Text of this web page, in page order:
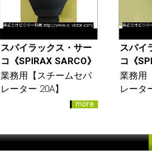
スパイラックス・サー
コ《SPIRAX SARCO》
業務用【スチームセパ
レーター 20A】
スパイ
コ《
業務用
レータ